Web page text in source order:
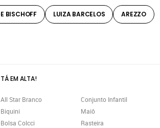
BISCHOFF LUIZA BARCELOS AREZZO
TÁ EM ALTA!
All Star Branco
Biquini
Bolsa Colcci
Conjunto Infantil
Maiô
Rasteira